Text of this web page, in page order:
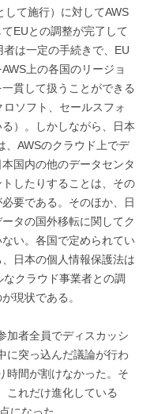
して施行）に対してAWS
EUとの調整が完了して
は一定の手続きで、EU
上の各国のリージョ
貫して扱うことができる
ロソフト、セールスフォ
）。しかしながら、日本
、AWSのクラウド上でデ
国内の他のデータセンタ
したりすることは、その
要である。そのほか、日
タの国外移転に関してク
い。各国で定められてい
日本の個人情報保護法は
クラウド事業者との調
現状である。
加者全員でディスカッシ
に突っ込んだ議論が行わ
時間が割けなかった。そ
これだけ進化している
になった。